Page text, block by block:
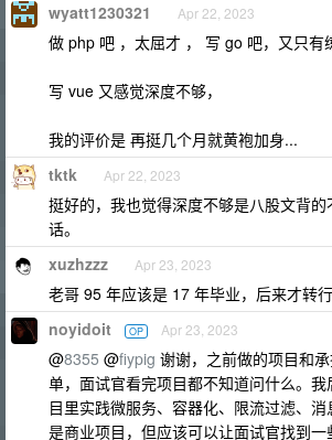
wyatt1230321 Apr 22, 2023
做 php 吧 ，太屈才 ， 写 go 吧，又只有
写 vue 又感觉深度不够，
我的评价是 再挺几个月就黄袍加身...
tktk Apr 22, 2023
挺好的，我也觉得深度不够是八股文背
话。
xuzhzzz Apr 23, 2023
老哥 95 年应该是 17 年毕业，后来才转
noyidoit OP Apr 23, 2023
@8355 @fiypig 谢谢，之前做的项目和
单，面试官看完项目都不知道问什么。
目里实践微服务、容器化、限流过滤、
是商业项目，但应该可以让面试官找到